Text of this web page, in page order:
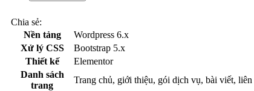
Chia sẻ:
Nền tảng
Wordpress 6.x
Xử lý CSS
Bootstrap 5.x
Thiết kế
Elementor
Danh sách
trang
Trang chủ, giới thiệu, gói dịch vụ, bài viết, liên